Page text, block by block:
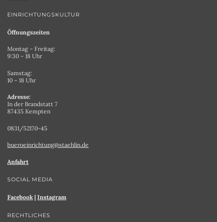
EINRICHTUNGSKULTUR
Öffnungszeiten
Montag – Freitag:
9:30 – 18 Uhr
Samstag:
10 – 18 Uhr
Adresse:
In der Brandstatt 7
87435 Kempten
0831/52170-45
bueroeinrichtung@staehlin.de
Anfahrt
SOCIAL MEDIA
Facebook | Instagram
RECHTLICHES